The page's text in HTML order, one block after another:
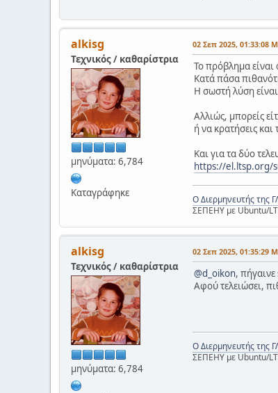
alkisg
Τεχνικός / καθαρίστρια
μηνύματα: 6,784
Καταγράφηκε
02 Σεπ 2025, 01:33:08
Το πρόβλημα είναι
Κατά πάσα
Η σωστή λύση
Αλλιώς, μπορείς
ή να κρατήσεις
Και για τα δύο
https://el.ltsp.org/
Ο Διερμηνευτής της
ΣΕΠΕΗΥ με Ubuntu/
alkisg
Τεχνικός / καθαρίστρια
μηνύματα: 6,784
02 Σεπ 2025, 01:35:29
@d_oikon,
Αφού τελειώσει,
Ο Διερμηνευτής της
ΣΕΠΕΗΥ με Ubuntu/